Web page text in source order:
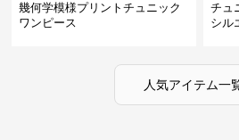
幾何学模様プリントチュニック
ワンピース
チュ
シル
人気アイテム一